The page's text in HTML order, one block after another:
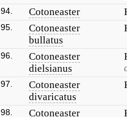
94. Cotoneaster
95.
Cotoneaster
bullatus
96.
Cotoneaster
dielsianus
97.
Cotoneaster
divaricatus
98.
Cotoneaster